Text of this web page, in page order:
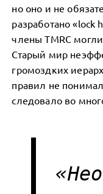
но оно и не
разработано «lock
члены TMRC
Старый мир
громоздких
правил не
следовало во